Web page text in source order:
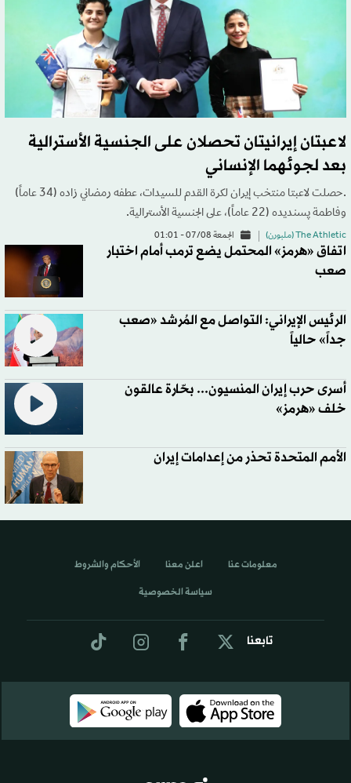
لاعبتان إيرانيتان تحصلان على الجنسية الأسترالية
بعد لجوئهما الإنساني
.حصلت لاعبتا منتخب إيران لكرة القدم للسيدات، عطفه رمضاني زاده (34 عاماً)
وفاطمة پسنديده (22 عاماً)، على الجنسية الأسترالية.
The Athletic (ملبورن) الجمعة 07/08 - 01:01
اتفاق «هرمز» المحتمل يضع ترمب أمام اختبار
صعب
الرئيس الإيراني: التواصل مع المُرشد «صعب
جداً» حالياً
أسرى حرب إيران المنسيون... بحّارة عالقون
خلف «هرمز»
الأمم المتحدة تحذر من إعدامات إيران
تابعنا
معلومات عنا اعلن معنا الأحكام والشروط
سياسة الخصوصية